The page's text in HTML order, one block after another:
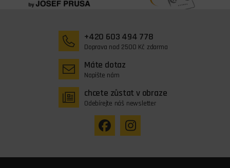
+420 603 494 778
Doprava nad 2500 Kč zdarma
Máte dotaz
Napište nám
chcete zůstat v obraze
Odebírejte náš newsletter